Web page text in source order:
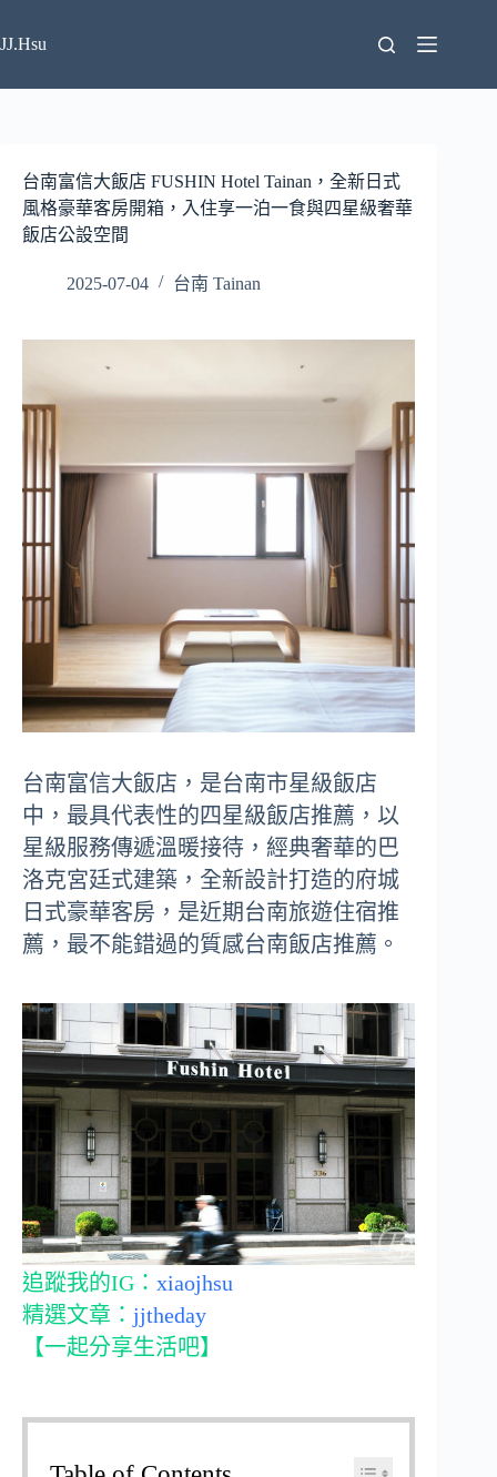
至
要
JJ.Hsu
台南富信大飯店 FUSHIN Hotel Tainan，全新日式
風格豪華客房開箱，入住享一泊一食與四星級奢華
飯店公設空間
2025-07-04 台南 Tainan
台南富信大飯店，是台南市星級飯店
中，最具代表性的四星級飯店推薦，以
星級服務傳遞溫暖接待，經典奢華的巴
洛克宮廷式建築，全新設計打造的府城
日式豪華客房，是近期台南旅遊住宿推
薦，最不能錯過的質感台南飯店推薦。
追蹤我的IG： xiaojhsu
精選文章： jjtheday
【一起分享生活吧】